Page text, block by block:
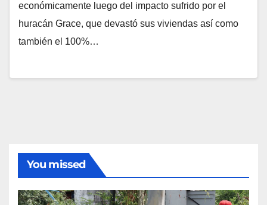
económicamente luego del impacto sufrido por el
huracán Grace, que devastó sus viviendas así como
también el 100%…
You missed